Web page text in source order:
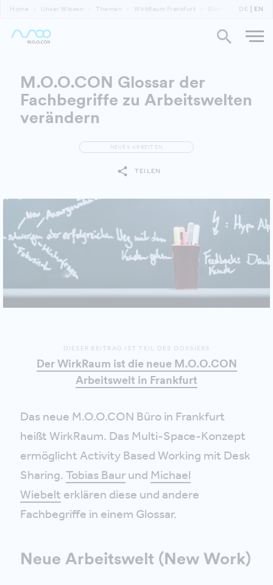
Home Unser Wissen Themen WirkRaum Frankfurt Glossar DE EN
M.O.O.CON Glossar der
Fachbegriffe zu Arbeitswelten
verändern
NEUES ARBEITEN
TEILEN
DIESER BEITRAG IST TEIL DES DOSSIERS
Der WirkRaum ist die neue M.O.O.CON
Arbeitswelt in Frankfurt
Das neue M.O.O.CON Büro in Frankfurt
heißt WirkRaum. Das Multi-Space-Konzept
ermöglicht Activity Based Working mit Desk
Sharing. Tobias Baur und Michael
Wiebelt erklären diese und andere
Fachbegriffe in einem Glossar.
Neue Arbeitswelt (New Work)